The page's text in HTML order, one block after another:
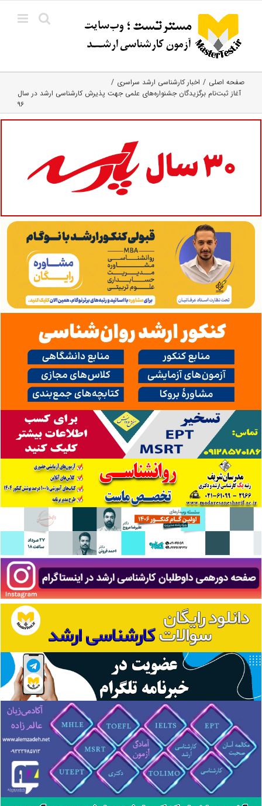
content
صفحه اصلی
اخبار کارشناسی ارشد سراسری
آغاز ثبت‌نام برگزیدگان جشنواره‌های علمی جهت پذیرش کارشناسی ارشد در سال
۹۶